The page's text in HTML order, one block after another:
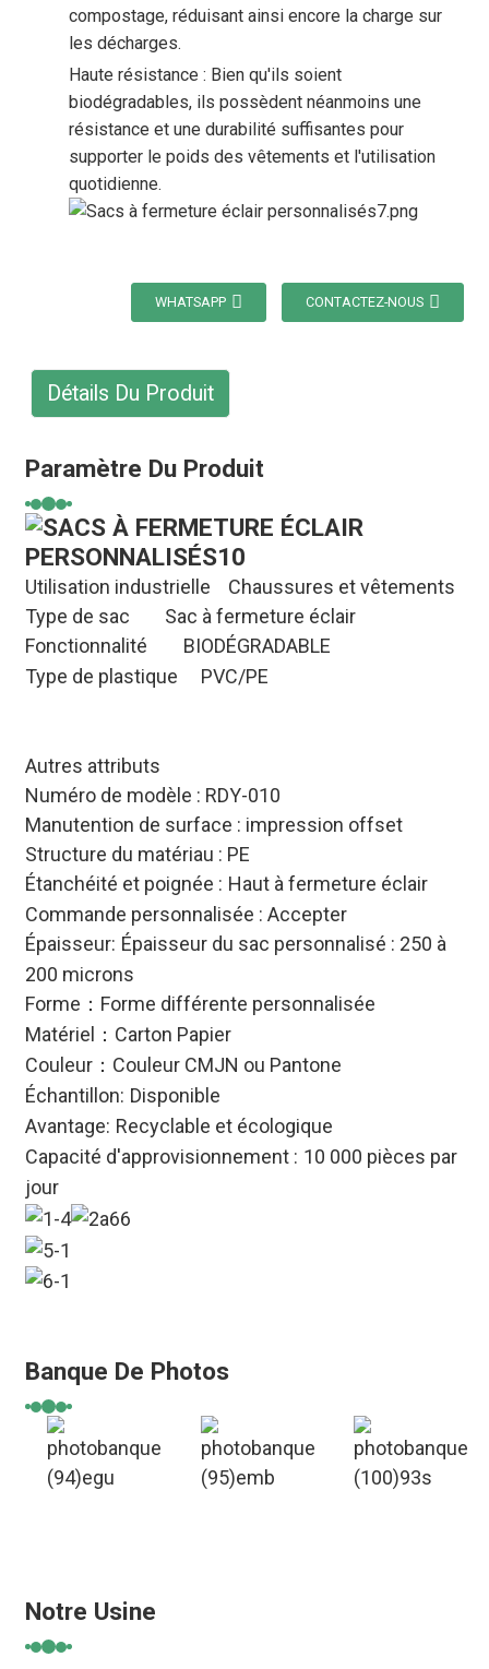
compostage, réduisant ainsi encore la charge sur
les décharges.
Haute résistance : Bien qu'ils soient
biodégradables, ils possèdent néanmoins une
résistance et une durabilité suffisantes pour
supporter le poids des vêtements et l'utilisation
quotidienne.
WHATSAPP CONTACTEZ-NOUS
Détails Du Produit
Paramètre Du Produit
Utilisation industrielle
Chaussures et vêtements
Type de sac
Sac à fermeture éclair
Fonctionnalité
BIODÉGRADABLE
Type de plastique
PVC/PE
Autres attributs
Numéro de modèle : RDY-010
Manutention de surface : impression offset
Structure du matériau : PE
Étanchéité et poignée : Haut à fermeture éclair
Commande personnalisée : Accepter
Épaisseur: Épaisseur du sac personnalisé : 250 à
200 microns
Forme ： Forme différente personnalisée
Matériel
： Carton Papier
Couleur： Couleur CMJN ou Pantone
Échantillon: Disponible
Avantage: Recyclable et écologique
Capacité d'approvisionnement : 10 000 pièces par
jour
Banque De Photos
Notre Usine